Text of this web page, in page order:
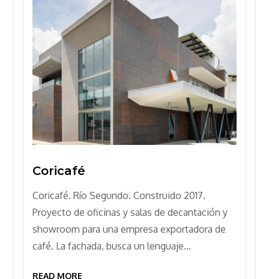
Coricafé
Coricafé. Río Segundo. Construido 2017.
Proyecto de oficinas y salas de decantación y
showroom para una empresa exportadora de
café. La fachada, busca un lenguaje...
READ MORE